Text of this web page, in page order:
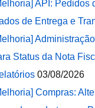
API: Pedidos
de Entrega e
Status da Nota
03/08/2026
Compras: